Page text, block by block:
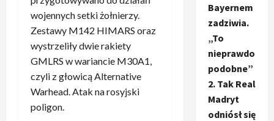
wojennych setki żołnierzy.
Zestawy M142 HIMARS oraz
wystrzeliły dwie rakiety
GMLRS w wariancie M30A1,
czyli z głowicą Alternative
Warhead. Atak na rosyjski
poligon.
Bayernem
zadziwia.
„To
nieprawdo
podobne”
2. Tak Real
Madryt
odniósł się